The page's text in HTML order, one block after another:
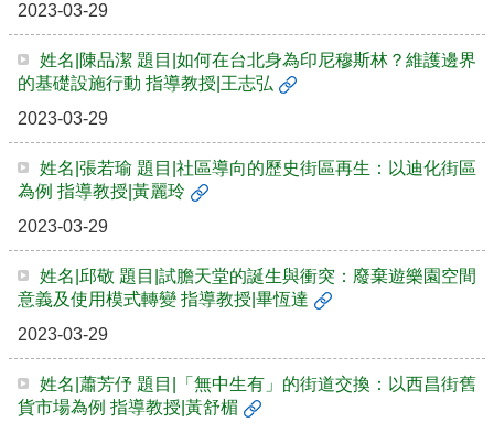
2023-03-29
姓名|陳品潔 題目|如何在台北身為印尼穆斯林？維護邊界
的基礎設施行動 指導教授|王志弘
2023-03-29
姓名|張若瑜 題目|社區導向的歷史街區再生：以迪化街區
為例 指導教授|黃麗玲
2023-03-29
姓名|邱敬 題目|試膽天堂的誕生與衝突：廢棄遊樂園空間
意義及使用模式轉變 指導教授|畢恆達
2023-03-29
姓名|蕭芳伃 題目|「無中生有」的街道交換：以西昌街舊
貨市場為例 指導教授|黃舒楣